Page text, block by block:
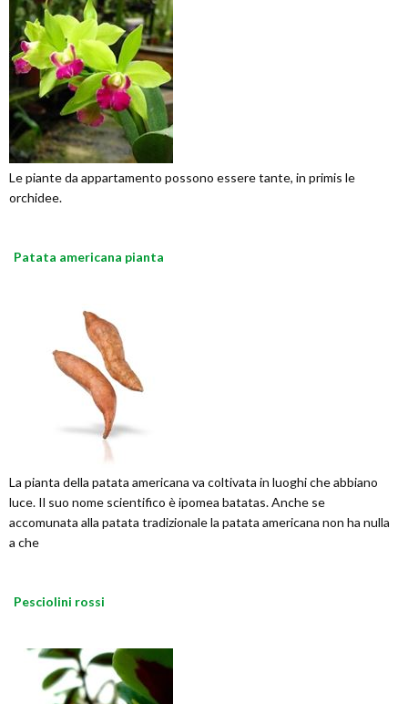
Le piante da appartamento possono essere tante, in primis le
orchidee.
Patata americana pianta
La pianta della patata americana va coltivata in luoghi che abbiano
luce. Il suo nome scientifico è ipomea batatas. Anche se
accomunata alla patata tradizionale la patata americana non ha nulla
a che
Pesciolini rossi